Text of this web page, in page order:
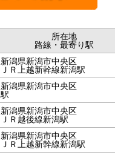
所在地
路線・最寄り駅
新潟県新潟市中央区
ＪＲ上越新幹線新潟駅
新潟県新潟市中央区
駅
新潟県新潟市中央区
ＪＲ越後線新潟駅
新潟県新潟市中央区
ＪＲ上越新幹線新潟駅